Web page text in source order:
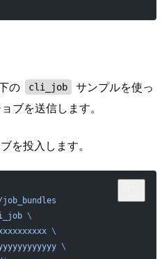
の cli_job
サンプルを使っ
ブを送信します。
を投入します。
\
\
\